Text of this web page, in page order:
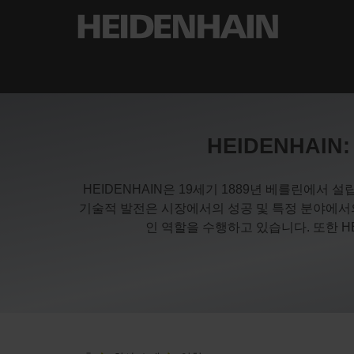
HEIDENHAIN은 19세기 1889년 베를린에서 설
기술적 발전은 시장에서의 성공 및 특정 분야에
인 역할을 수행하고 있습니다. 또한